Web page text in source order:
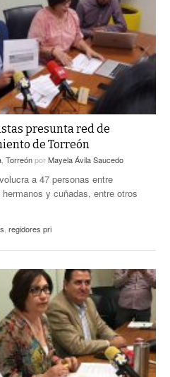
presunta red de
de Torreón
TorreónporMayela Ávila Saucedo
a 47 personas entre
y cuñadas, entre otros
regidores pri